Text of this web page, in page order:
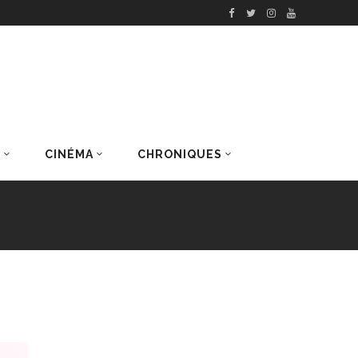
CINÉMA CHRONIQUES
DERNIERS ARTICLES